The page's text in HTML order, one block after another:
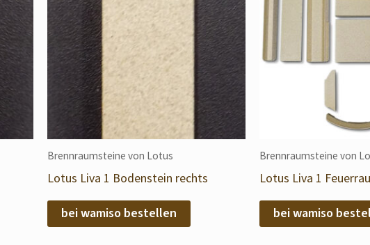
Brennraumsteine von Lotus
Lotus Liva 1 Bodenstein rechts
bei wamiso bestellen
Brennraumsteine von
Lotus Liva 1
bei wamiso